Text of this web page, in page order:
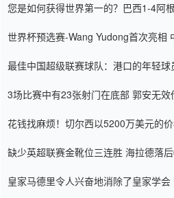
您是如何获得世界第一的？巴西1-4阿
世界杯预选赛-Wang Yudong首次亮相
最佳中国超级联赛球队：港口的年轻球
3场比赛中有23张射门在底部 郭安无
花钱找麻烦！切尔西以5200万美元的
缺少英超联赛金靴位三连胜 海拉德落
皇家马德里令人兴奋地消除了皇家学会